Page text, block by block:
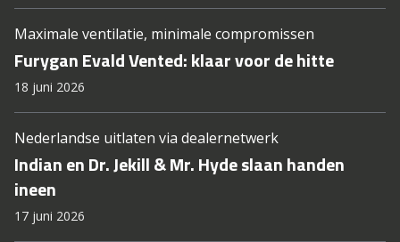
Maximale ventilatie, minimale compromissen
Furygan Evald Vented: klaar voor de hitte
18 juni 2026
Nederlandse uitlaten via dealernetwerk
Indian en Dr. Jekill & Mr. Hyde slaan handen
ineen
17 juni 2026